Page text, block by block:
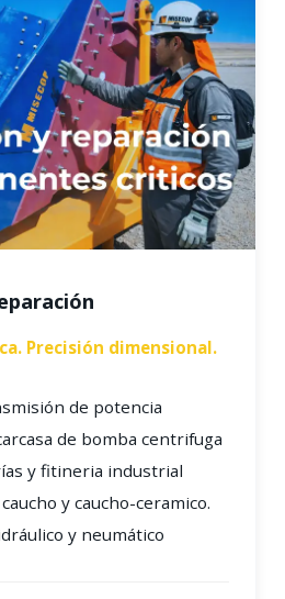
Precisión dimensional.
de potencia
de bomba centrifuga
y fitineria industrial
y caucho-ceramico.
y neumático